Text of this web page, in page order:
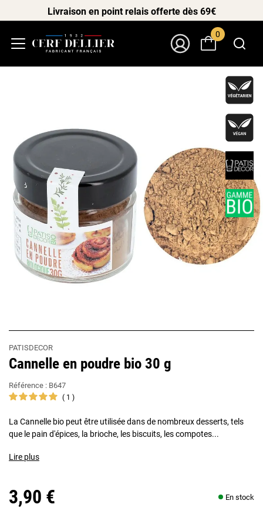
Livraison en point relais offerte dès 69€
0
PATISDECOR
Cannelle en poudre bio 30 g
Référence : B647
1
La Cannelle bio peut être utilisée dans de nombreux desserts, tels
que le pain d'épices, la brioche, les biscuits, les compotes...
Lire plus
3,90 € En stock